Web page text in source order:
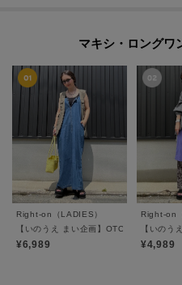
マキシ・ロングワ
Right-on（LADIES）
【いのうえ まい企画】OTONAジャンスカ
¥6,989
Right-on
【いのう
¥4,989